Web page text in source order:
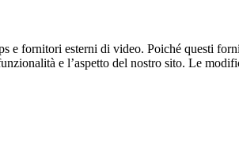
e fornitori esterni di video. Poiché questi
e l’aspetto del nostro sito. Le